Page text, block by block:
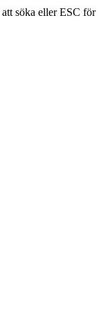
söka eller ESC för